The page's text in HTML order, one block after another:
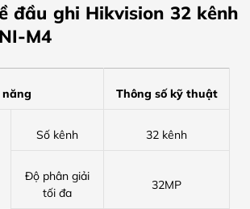
đầu ghi Hikvision 32 kênh
M4
Thông số kỹ thuật
Số kênh 32 kênh
Độ phân giải
tối đa
32MP